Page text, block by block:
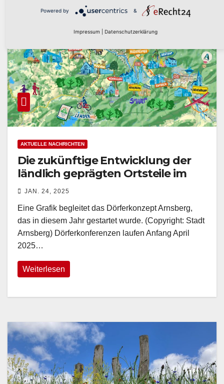
AKTUELLE NACHRICHTEN
Die zukünftige Entwicklung der
ländlich geprägten Ortsteile im
Blick – DÖRFERKONZEPT
JAN. 24, 2025
Eine Grafik begleitet das Dörferkonzept Arnsberg,
das in diesem Jahr gestartet wurde. (Copyright: Stadt
Arnsberg) Dörferkonferenzen laufen Anfang April
2025…
Weiterlesen
Powered by &
Impressum Datenschutzerklärung